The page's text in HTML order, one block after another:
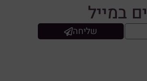
במייל
שליחה